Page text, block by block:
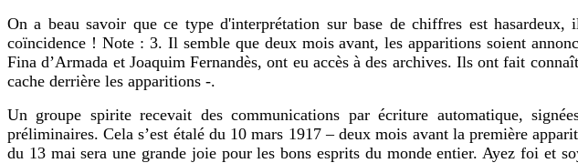
On a beau savoir que ce type d'interprétation sur base de chiffres est
coïncidence ! Note : 3. Il semble que deux mois avant, les apparitions soient
Fina d’Armada et Joaquim Fernandès, ont eu accès à des archives. Ils ont fait
cache derrière les apparitions -.
Un groupe spirite recevait des communications par écriture automatique,
préliminaires. Cela s’est étalé du 10 mars 1917 – deux mois avant la première
du 13 mai sera une grande joie pour les bons esprits du monde entier. Ayez foi et